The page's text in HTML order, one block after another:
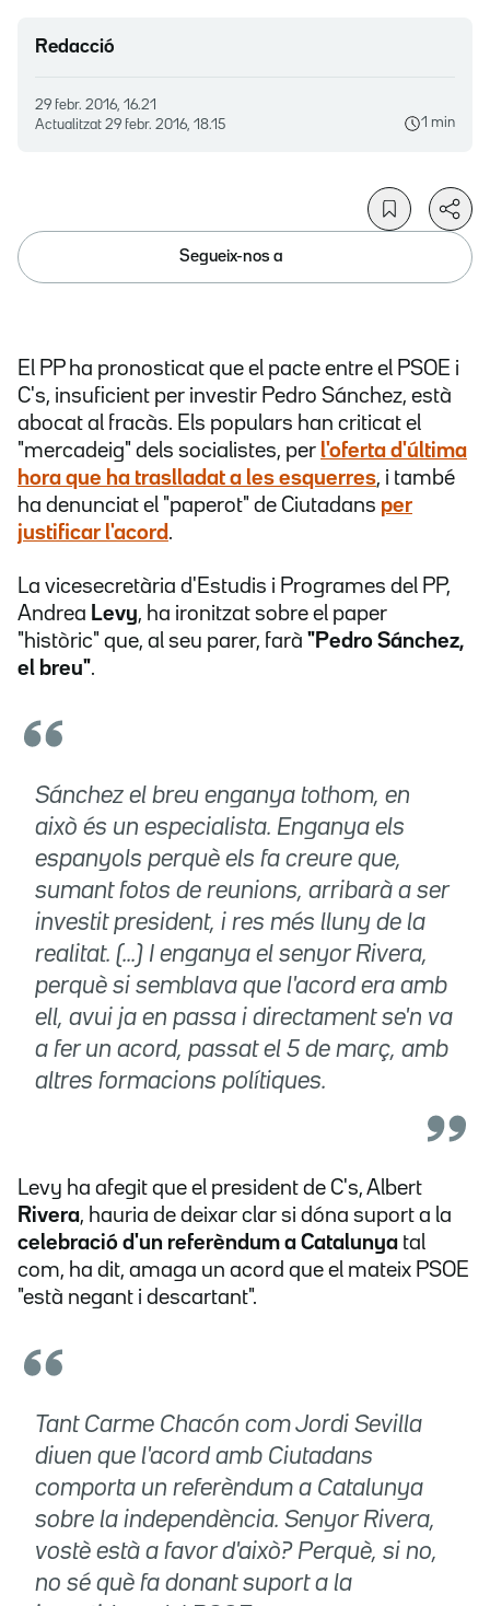
Redacció
29 febr. 2016, 16.21
Actualitzat 29 febr. 2016, 18.15 1 min
Segueix-nos a
El PP ha pronosticat que el pacte entre el PSOE i
C's, insuficient per investir Pedro Sánchez, està
abocat al fracàs. Els populars han criticat el
"mercadeig" dels socialistes, per l'oferta d'última
hora que ha traslladat a les esquerres, i també
ha denunciat el "paperot" de Ciutadans per
justificar l'acord .
La vicesecretària d'Estudis i Programes del PP,
Andrea Levy, ha ironitzat sobre el paper
"històric" que, al seu parer, farà "Pedro Sánchez,
el breu".
Sánchez el breu enganya tothom, en
això és un especialista. Enganya els
espanyols perquè els fa creure que,
sumant fotos de reunions, arribarà a ser
investit president, i res més lluny de la
realitat. (...) I enganya el senyor Rivera,
perquè si semblava que l'acord era amb
ell, avui ja en passa i directament se'n va
a fer un acord, passat el 5 de març, amb
altres formacions polítiques.
Levy ha afegit que el president de C's, Albert
Rivera, hauria de deixar clar si dóna suport a la
celebració d'un referèndum a Catalunya tal
com, ha dit, amaga un acord que el mateix PSOE
"està negant i descartant".
Tant Carme Chacón com Jordi Sevilla
diuen que l'acord amb Ciutadans
comporta un referèndum a Catalunya
sobre la independència. Senyor Rivera,
vostè està a favor d'això? Perquè, si no,
no sé què fa donant suport a la